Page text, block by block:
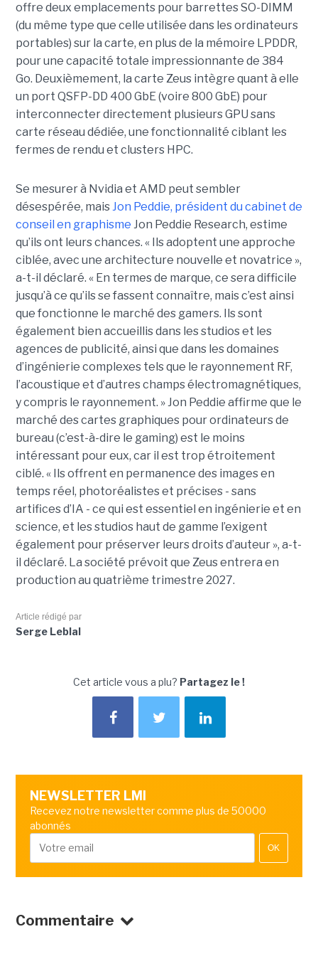
offre deux emplacements pour barrettes SO-DIMM
(du même type que celle utilisée dans les ordinateurs
portables) sur la carte, en plus de la mémoire LPDDR,
pour une capacité totale impressionnante de 384
Go. Deuxièmement, l a carte Zeus intègre quant à elle
un port QSFP-DD 400 GbE (voire 800 GbE) pour
interconnecter directement plusieurs GPU sans
carte réseau dédiée, une fonctionnalité ciblant les
fermes de rendu et clusters HPC.
Se mesurer à Nvidia et AMD peut sembler
désespérée, maisJon Peddie, président du cabinet de
conseil en graphisme Jon Peddie Research, estime
qu’ils ont leurs chances. « Ils adoptent une approche
ciblée, avec une architecture nouvelle et novatrice »,
a-t-il déclaré. « En termes de marque, ce sera difficile
jusqu’à ce qu’ils se fassent connaître, mais c’est ainsi
que fonctionne le marché des gamers. Ils sont
également bien accueillis dans les studios et les
agences de publicité, ainsi que dans les domaines
d’ingénierie complexes tels que le rayonnement RF,
l’acoustique et d’autres champs électromagnétiques,
y compris le rayonnement. »Jon Peddie affirme que le
marché des cartes graphiques pour ordinateurs de
bureau (c’est-à-dire le gaming) est le moins
intéressant pour eux, car il est trop étroitement
ciblé. « Ils offrent en permanence des images en
temps réel, photoréalistes et précises - sans
artifices d’IA - ce qui est essentiel en ingénierie et en
science, et les studios haut de gamme l’exigent
également pour préserver leurs droits d’auteur », a-t-
il déclaré. La société prévoit que Zeus entrera en
production au quatrième trimestre 2027.
Article rédigé par
Serge Leblal
Cet article vous a plu? Partagez le !
NEWSLETTER LMI
Recevez notre newsletter comme plus de 50000
abonnés
OK
Commentaire